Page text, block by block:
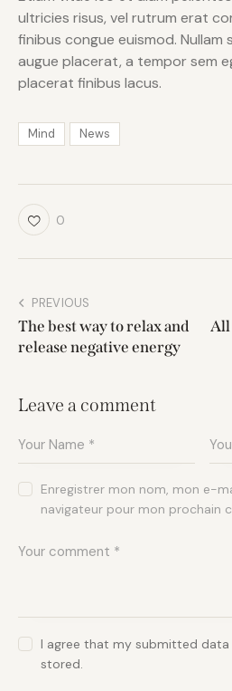
ultricies risus, vel rutrum erat
finibus congue euismod. Nullam
augue placerat, a tempor sem
placerat finibus lacus.
Mind News
0
PREVIOUS
The best way to relax and
release negative energy
All
Leave a comment
Enregistrer mon nom, mon e-
navigateur pour mon prochain
I agree that my submitted
stored.